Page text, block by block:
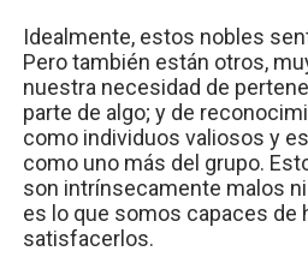
Idealmente, estos nobles
Pero también están otros,
nuestra necesidad de
parte de algo; y de
como individuos valiosos y
como uno más del grupo.
son intrínsecamente malos
es lo que somos capaces de
satisfacerlos.